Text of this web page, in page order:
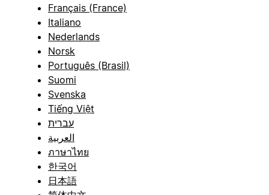
Français (France)
Italiano
Nederlands
Norsk
Português (Brasil)
Suomi
Svenska
Tiếng Việt
עברית
العربية
ภาษาไทย
한국어
日本語